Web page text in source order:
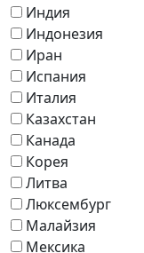
Индия
Индонезия
Иран
Испания
Италия
Казахстан
Канада
Корея
Литва
Люксембург
Малайзия
Мексика